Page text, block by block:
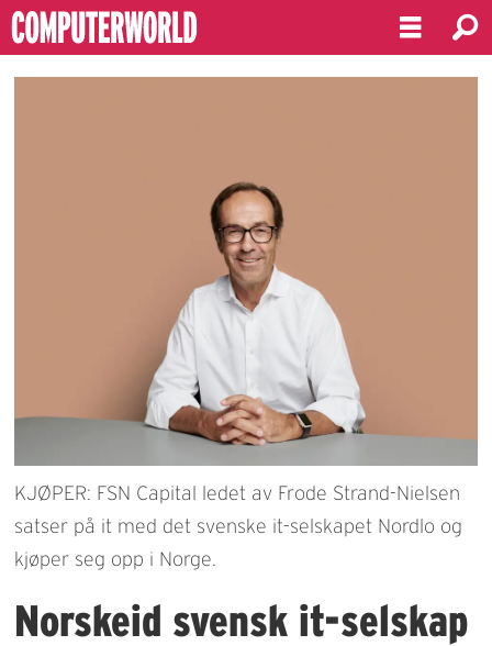
KJØPER: FSN Capital ledet av Frode Strand-Nielsen
satser på it med det svenske it-selskapet Nordlo og
kjøper seg opp i Norge.
Norskeid svensk it-selskap